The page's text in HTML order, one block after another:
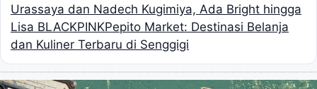
Urassaya dan Nadech Kugimiya, Ada Bright hingga
Lisa BLACKPINKPepito Market: Destinasi Belanja
dan Kuliner Terbaru di Senggigi